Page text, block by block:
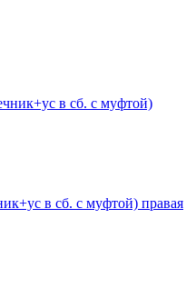
в сб. с муфтой) правая